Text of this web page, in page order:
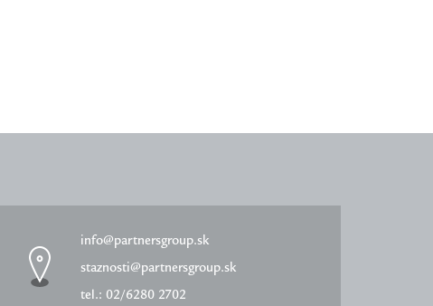
info@partnersgroup.sk
staznosti@partnersgroup.sk
tel.: 02/6280 2702